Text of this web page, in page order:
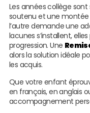
Les années collège
soutenu et une montée
l’autre demande une
lacunes s’installent,
progression. Une
alors la solution idéale
les acquis.
Que votre enfant
en français, en anglais
accompagnement